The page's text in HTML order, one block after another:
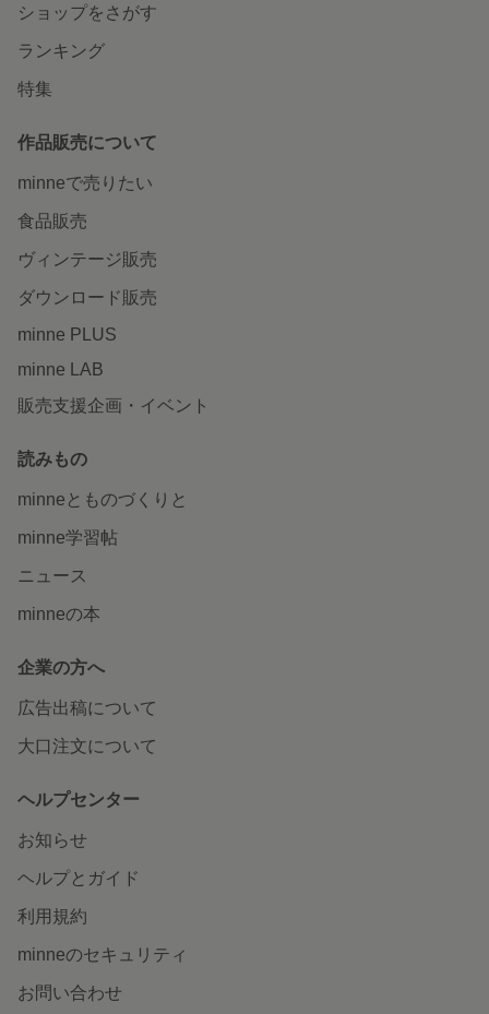
ショップをさがす
ランキング
特集
作品販売について
minneで売りたい
食品販売
ヴィンテージ販売
ダウンロード販売
minne PLUS
minne LAB
販売支援企画・イベント
読みもの
minneとものづくりと
minne学習帖
ニュース
minneの本
企業の方へ
広告出稿について
大口注文について
ヘルプセンター
お知らせ
ヘルプとガイド
利用規約
minneのセキュリティ
お問い合わせ